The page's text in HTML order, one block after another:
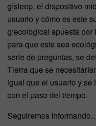
g!sleep, el dispositivo
usuario y cómo es este
g!ecological apuesta
para que este sea
serie de preguntas, se
Tierra que se
igual que el usuario y se
con el paso del tiempo.
Seguiremos